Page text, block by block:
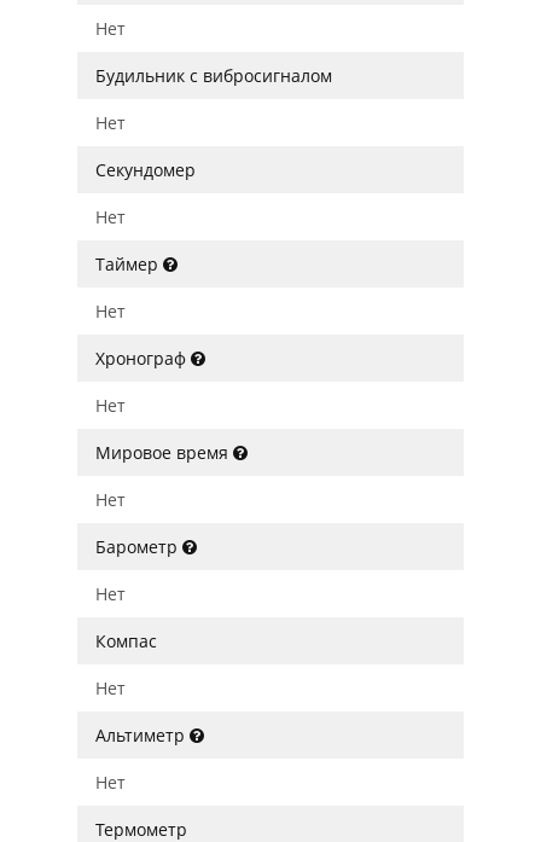
Нет
Будильник с вибросигналом
Нет
Секундомер
Нет
Таймер
Нет
Хронограф
Нет
Мировое время
Нет
Барометр
Нет
Компас
Нет
Альтиметр
Нет
Термометр